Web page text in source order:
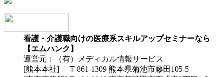
看護・介護職向けの医療系スキルアップセミナーなら
【エムハンク】
運営元：（有）メディカル情報サービス
[熊本本社] 〒861-1309 熊本県菊池市藤田105-5